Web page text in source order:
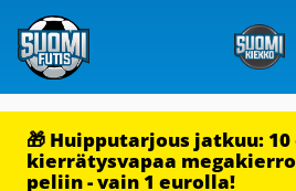
🎁 Huipputarjous jatkuu:
kierrätysvapaa
peliin - vain 1 eurolla!